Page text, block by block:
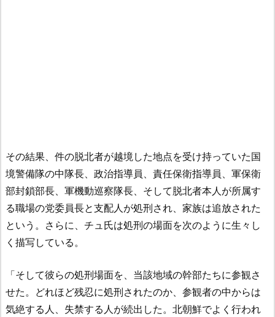
その結果、件の脱北者が越境した地点を受け持っていた国
境警備隊の中隊長、政治指導員、責任保衛指導員、軍保衛
部封鎖部長、軍機動巡察隊長、そして脱北者本人が所属す
る職場の党委員長と支配人が処刑され、家族は追放された
という。さらに、チュ氏は処刑の場面を次のように生々し
く描写している。
「そして彼らの処刑場面を、当該地域の幹部たちに参観さ
せた。どれほど残忍に処刑されたのか、参観者の中からは
気絶する人、失禁する人が続出した。北朝鮮でよく行われ